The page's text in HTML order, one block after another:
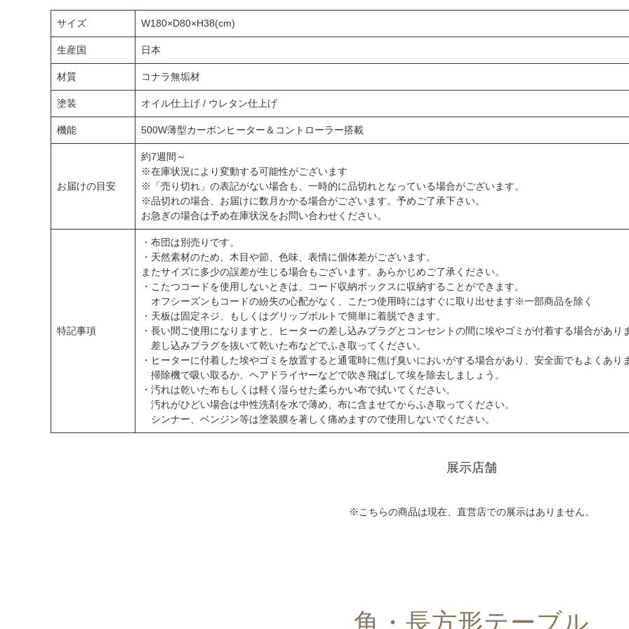
サイズ W180×D80×H38(cm)
生産国 日本
材質 コナラ無垢材
塗装 オイル仕上げ / ウレタン仕上げ
機能 500W薄型カーボンヒーター＆コントローラー搭載
お届けの目安
約7週間～
※在庫状況により変動する可能性がございます
※「売り切れ」の表記がない場合も、一時的に品切れとなっている場合がございます。
※品切れの場合、お届けに数月かかる場合がございます。予めご了承下さい。
お急ぎの場合は予め在庫状況をお問い合わせください。
特記事項
・布団は別売りです。
・天然素材のため、木目や節、色味、表情に個体差がございます。
またサイズに多少の誤差が生じる場合もございます。あらかじめご了承ください。
・こたつコードを使用しないときは、コード収納ボックスに収納することができます。
オフシーズンもコードの紛失の心配がなく、こたつ使用時にはすぐに取り出せます※一部商品を除く
・天板は固定ネジ、もしくはグリップボルトで簡単に着脱できます。
・長い間ご使用になりますと、ヒーターの差し込みプラグとコンセントの間に埃やゴミが付着する場合があり
差し込みプラグを抜いて乾いた布などでふき取ってください。
・ヒーターに付着した埃やゴミを放置すると通電時に焦げ臭いにおいがする場合があり、安全面でもよくあり
掃除機で吸い取るか、ヘアドライヤーなどで吹き飛ばして埃を除去しましょう。
・汚れは乾いた布もしくは軽く湿らせた柔らかい布で拭いてください。
汚れがひどい場合は中性洗剤を水で薄め、布に含ませてからふき取ってください。
シンナー、ベンジン等は塗装膜を著しく痛めますので使用しないでください。
展示店舗
※こちらの商品は現在、直営店での展示はありません。
角・長方形テーブル